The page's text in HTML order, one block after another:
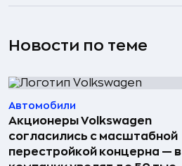
Новости по теме
Автомобили
Акционеры Volkswagen
согласились с масштабной
перестройкой концерна — в